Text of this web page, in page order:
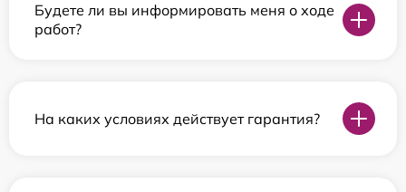
Будете ли вы информировать меня о ходе
работ?
На каких условиях действует гарантия?